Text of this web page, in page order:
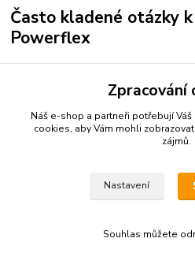
Často kladené otázky
Powerflex
U řady Road Series je nárůst vibrací
téměř nepostřehnutelný. Výrazně
volantu a přesnější vedení stopy.
Silentbloky Powerflex jsou navrženy
montáži je však nezbytné použít
Zpracování
Náš e-shop a partneři potřebují Váš
cookies, aby Vám mohli
zájmů.
Nastavení
Souhlas můžete